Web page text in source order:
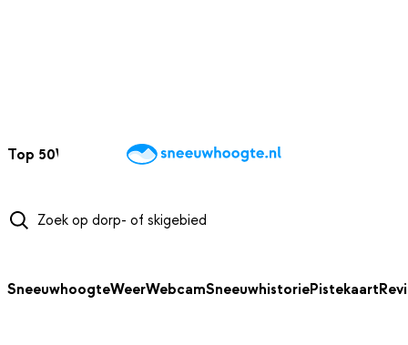
Top 50Webcams WintersportweerKaarten
SneeuwhoogteWeerWebcamSneeuwhistoriePistekaart